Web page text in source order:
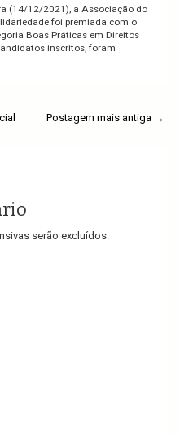
(14/12/2021), a Associação do
foi premiada com o
Boas Práticas em Direitos
inscritos, foram
Postagem mais antiga →
serão excluídos.